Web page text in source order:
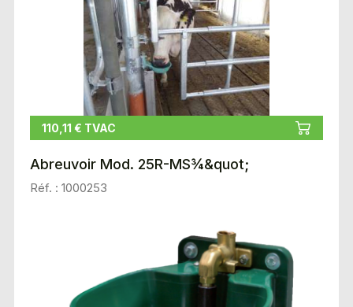
110,11 € TVAC
Abreuvoir Mod. 25R-MS¾&quot;
Réf. : 1000253